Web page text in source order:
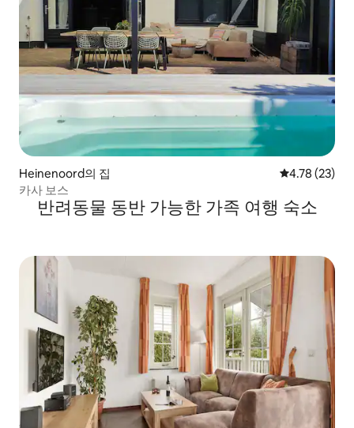
Heinenoord의 집 평점 4.78점
4.78 (23)
카사 보스
반려동물 동반 가능한 가족 여행 숙소